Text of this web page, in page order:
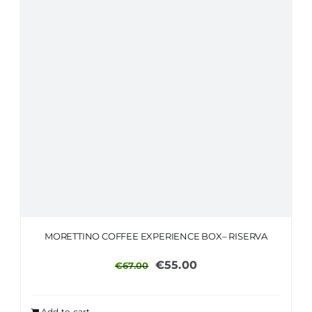
MORETTINO COFFEE EXPERIENCE BOX– RISERVA
€67.00
Original
€55.00Current